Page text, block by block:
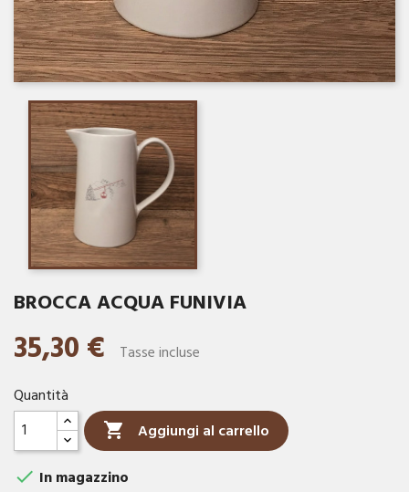
BROCCA ACQUA FUNIVIA
35,30 €
Tasse incluse
Quantità
 Aggiungi al carrello
 In magazzino